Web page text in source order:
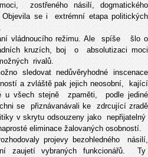
zostřeného násilí, dogmatického
se i extrémní etapa politických
vládnoucího režimu. Ale spíše šlo o
kruzích, boj o absolutizaci moci
rivalů.
sledovat nedůvěryhodné inscenace
a zvláště pak jejich neosobní, kající
u všech stejně zpaměti, podle jediné
se přiznávanávali ke zdrcující zradě
v skrytu odsouzeny jako nepřijatelný
eliminace žalovaných osobností.
projevy bezohledného násilí,
zaujetí vybraných funkcionářů. Ty